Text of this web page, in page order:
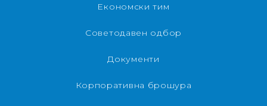
Економски тим
Советодавен одбор
Документи
Корпоративна брошура